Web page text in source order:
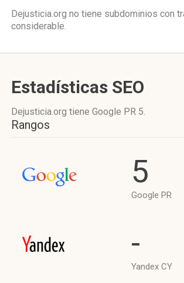
Dejusticia.org no tiene subdominios con
considerable.
Estadísticas SEO
Dejusticia.org tiene Google PR 5.
Rangos
5
Google PR
-
Yandex CY